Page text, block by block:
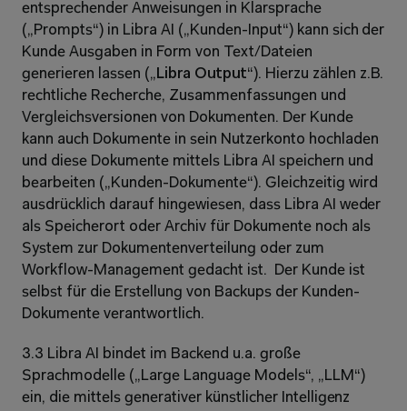
entsprechender Anweisungen in Klarsprache
(„Prompts“) in Libra AI („Kunden-Input“) kann sich der
Kunde Ausgaben in Form von Text/Dateien
generieren lassen („ Libra Output“). Hierzu zählen z.B.
rechtliche Recherche, Zusammenfassungen und
Vergleichsversionen von Dokumenten. Der Kunde
kann auch Dokumente in sein Nutzerkonto hochladen
und diese Dokumente mittels Libra AI speichern und
bearbeiten („Kunden-Dokumente“). Gleichzeitig wird
ausdrücklich darauf hingewiesen, dass Libra AI weder
als Speicherort oder Archiv für Dokumente noch als
System zur Dokumentenverteilung oder zum
Workflow-Management gedacht ist.  Der Kunde ist
selbst für die Erstellung von Backups der Kunden-
Dokumente verantwortlich.
3.3 Libra AI bindet im Backend u.a. große
Sprachmodelle („Large Language Models“, „LLM“)
ein, die mittels generativer künstlicher Intelligenz